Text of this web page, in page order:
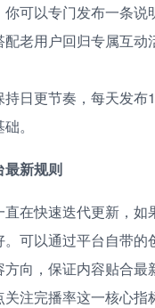
可以专门发布一条
老用户回归专属互
日更节奏，每天发
。
最新规则
在快速迭代更新，
可以通过平台自带
向，保证内容贴合最
注完播率这一核心